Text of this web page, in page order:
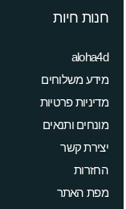
חנות חיות
aloha4d
מידע משלוחים
מדיניות פרטיות
מונחים ותנאים
יצירת קשר
החזרות
מפת האתר